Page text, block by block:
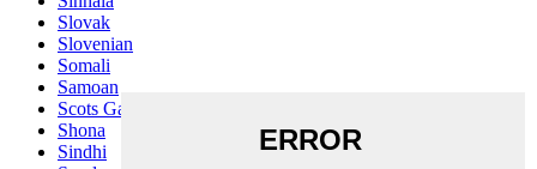
Slovak
Slovenian
Somali
Samoan
Scots Gaelic
Shona
Sindhi